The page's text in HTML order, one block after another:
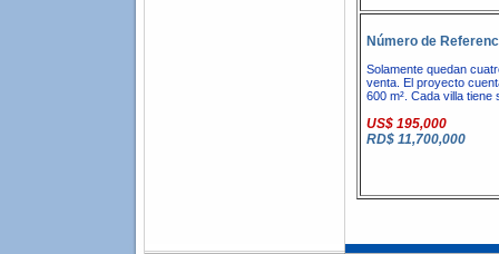
Número de
Solamente quedan
venta. El proyecto
600 m². Cada villa
US$ 195,000
RD$ 11,700,000